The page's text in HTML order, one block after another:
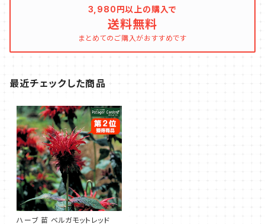
3,980円以上の購入で
送料無料
まとめてのご購入がおすすめです
最近チェックした商品
ハーブ 苗 ベルガモットレッド